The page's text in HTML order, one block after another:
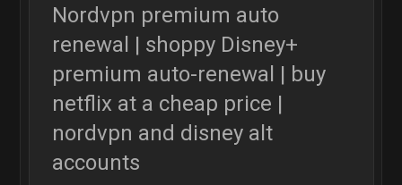
Nordvpn premium auto
renewal | shoppy Disney+
premium auto-renewal | buy
netflix at a cheap price |
nordvpn and disney alt
accounts